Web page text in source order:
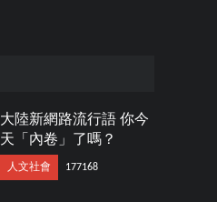
大陸新網路流行語 你今
天「內卷」了嗎？
人文社會 177168